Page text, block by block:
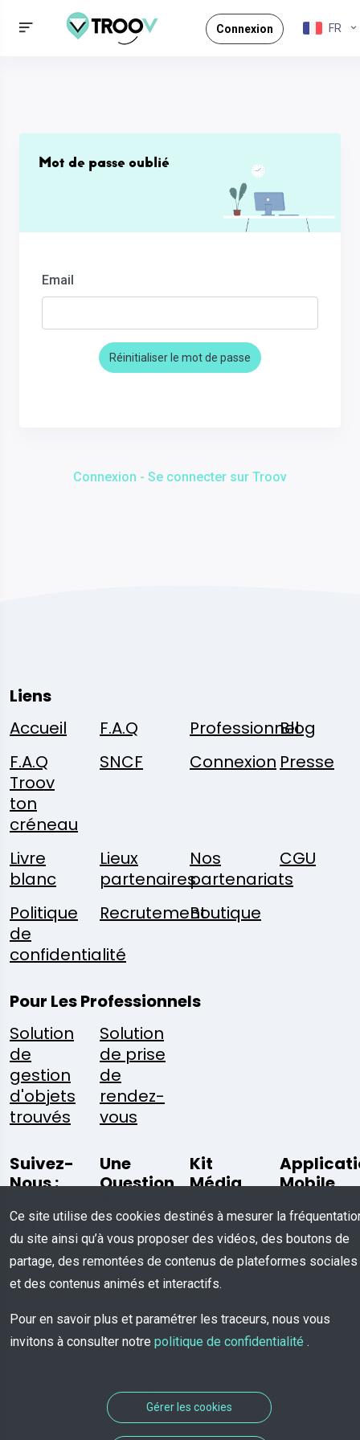
Connexion FR
Mot de passe oublié
Email
Réinitialiser le mot de passe
Connexion - Se connecter sur Troov
Liens
Accueil
F.A.Q Professionnel
Blog
F.A.Q
Troov
ton
créneau
SNCF Connexion Presse
Livre
blanc
Lieux
partenaires
Nos
partenariats
CGU
Politique
de
confidentialité
RecrutementBoutique
Pour Les Professionnels
Solution
de
gestion
d'objets
trouvés
Solution
de prise
de
rendez-
vous
Suivez-
Nous :
Une
Question
Écrivez-
Nous
Kit
Média
Télécharger
Mobile
© COPYRIGHT 2026 - Tous Droits Réservés
Ce site utilise des cookies destinés à mesurer la
du site ainsi qu’à vous proposer des vidéos, des boutons de
partage, des remontées de contenus de plateformes sociales
et des contenus animés et interactifs.
Pour en savoir plus et paramétrer les traceurs, nous vous
invitons à consulter notre politique de confidentialité .
Gérer les cookies